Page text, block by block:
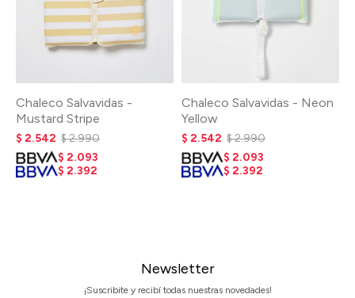
Chaleco Salvavidas -
Mustard Stripe
$ 2.542 $2.990
$ 2.093
$ 2.392
Chaleco Salvavidas - Neon
Yellow
$ 2.542 $2.990
$ 2.093
$ 2.392
Newsletter
¡Suscribite y recibí todas nuestras novedades!